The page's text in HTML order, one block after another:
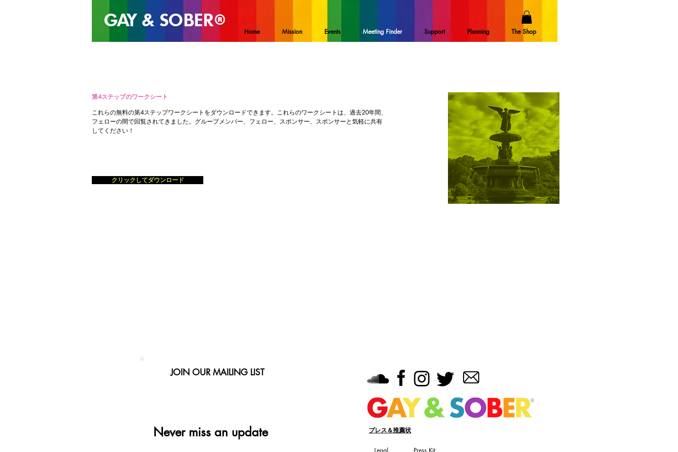
Home Mission Events Meeting Finder Support Planning The Shop
GAY & SOBER®
第4ステップのワークシート
これらの無料の第4ステップワークシートをダウンロードできます。これらのワークシートは、過去20年間、
フェローの間で回覧されてきました。グループメンバー、フェロー、スポンサー、スポンサーと気軽に共有
してください！
クリックしてダウンロード
JOIN OUR MAILING LIST
Never miss an update プレス＆推薦状
Legal Press Kit